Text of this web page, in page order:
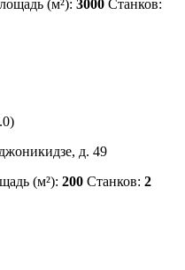
(м²): 3000 Станков:
д. 49
(м²): 200 Станков: 2